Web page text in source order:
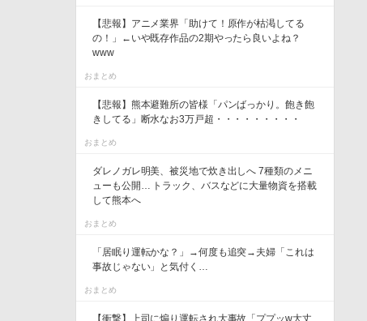
【悲報】アニメ業界「助けて！原作が枯渇してる
の！」←いや既存作品の2期やったら良いよね？
www
おまとめ
【悲報】熊本避難所の皆様「パンばっかり。飽き飽
きしてる」断水なお3万戸超・・・・・・・・・
おまとめ
ダレノガレ明美、被災地で炊き出しへ 7種類のメニ
ューも公開… トラック、バスなどに大量物資を搭載
して熊本へ
おまとめ
「居眠り運転かな？」→何度も追突→夫婦「これは
事故じゃない」と気付く…
おまとめ
【衝撃】上司に煽り運転され大事故「ププッw大丈